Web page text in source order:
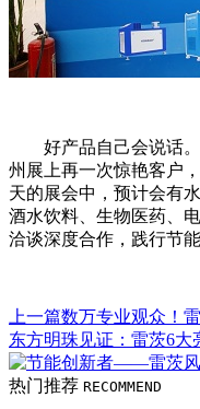
好产品自己会说话。
州展上再一次惊艳客户
天的展会中，预计会有
酒水饮料、生物医药、
洽谈深度合作，践行节能
上一篇数万专业观众！
东方明珠见证：雷茨6大
热门推荐 RECOMMEND